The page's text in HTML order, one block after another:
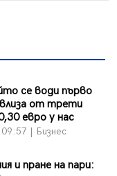
се води първо
от трети
евро у нас
| Бизнес
и пране на пари: